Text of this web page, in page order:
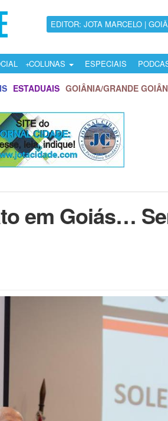
EDITOR: JOTA MARCELO |
COLUNAS ESPECIAIS
ESTADUAIS GOIÂNIA/GRANDE
em Goiás…